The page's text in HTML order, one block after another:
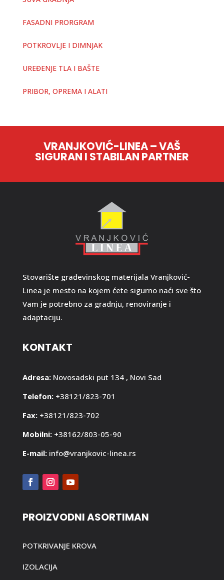
FASADNI PRORGRAM
POTKROVLJE I DIMNJAK
UREĐENJE TLA I BAŠTE
PRIBOR, OPREMA I ALATI
VRANJKOVIĆ-LINEA – VAŠ
SIGURAN I STABILAN PARTNER
Stovarište građevinskog materijala Vranjković-
Linea je mesto na kojem ćete sigurno naći sve što
Vam je potrebno za gradnju, renoviranje i
adaptaciju.
KONTAKT
Adresa: Novosadski put 134 , Novi Sad
Telefon: +38121/823-701
Fax: +38121/823-702
Mobilni: +38162/803-05-90
E-mail: info@vranjkovic-linea.rs
PROIZVODNI ASORTIMAN
POTKRIVANJE KROVA
IZOLACIJA